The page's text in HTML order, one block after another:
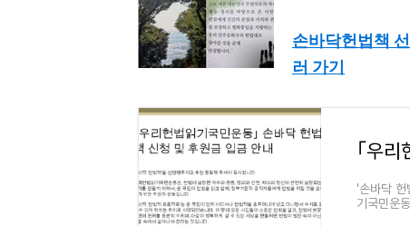
손바닥헌법책
러 가기
'손바닥 헌
기국민운